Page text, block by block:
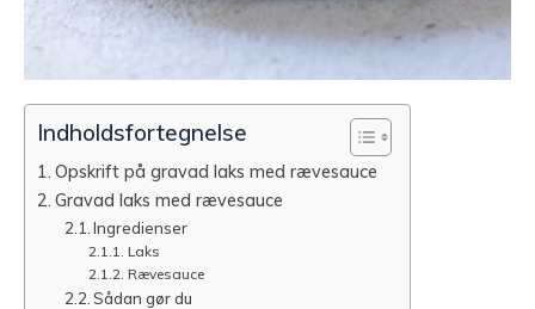
Indholdsfortegnelse
Opskrift på gravad laks med rævesauce
Gravad laks med rævesauce
Ingredienser
Laks
Rævesauce
Sådan gør du